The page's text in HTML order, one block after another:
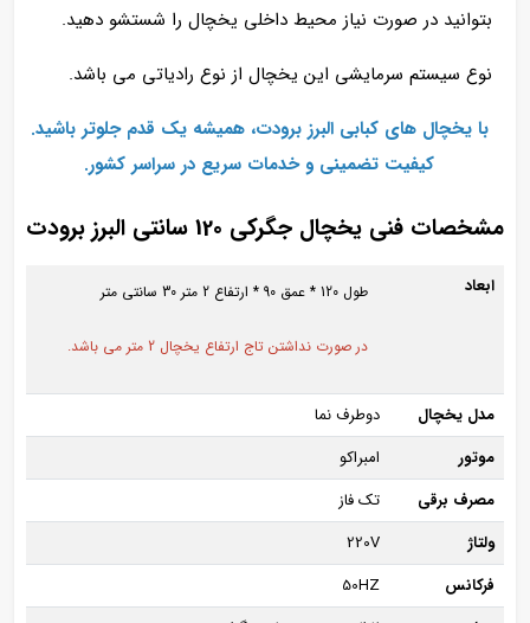
بتوانید در صورت نیاز محیط داخلی یخچال را شستشو دهید.
نوع سیستم سرمایشی این یخچال از نوع رادیاتی می باشد.
با یخچال‌ های کبابی البرز برودت، همیشه یک قدم جلوتر باشید.
کیفیت تضمینی و خدمات سریع در سراسر کشور.
مشخصات فنی یخچال جگرکی 120 سانتی البرز برودت
ابعاد طول 120 * عمق 90 * ارتفاع 2 متر 30 سانتی متر
در صورت نداشتن تاج ارتفاع یخچال 2 متر می باشد.
مدل یخچال
دوطرف نما
موتور
امبراکو
مصرف برقی
تک فاز
ولتاژ
220V
فرکانس
50HZ